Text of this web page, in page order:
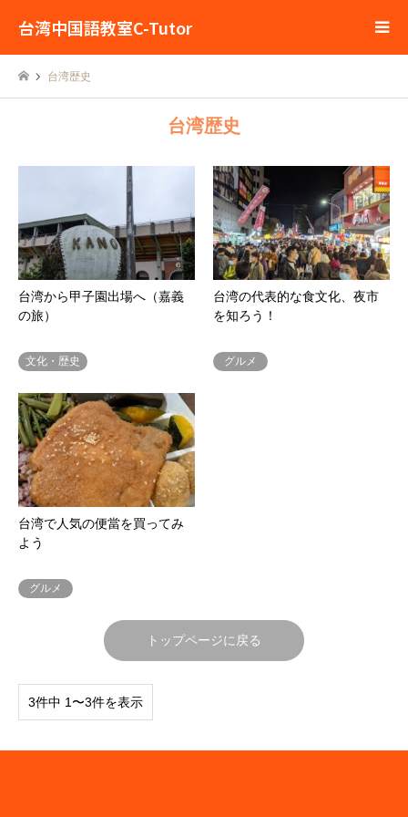
台湾中国語教室C-Tutor
台湾歴史
台湾歴史
台湾から甲子園出場へ（嘉義
の旅）
文化・歴史
台湾の代表的な食文化、夜市
を知ろう！
グルメ
台湾で人気の便當を買ってみ
よう
グルメ
トップページに戻る
3件中 1〜3件を表示